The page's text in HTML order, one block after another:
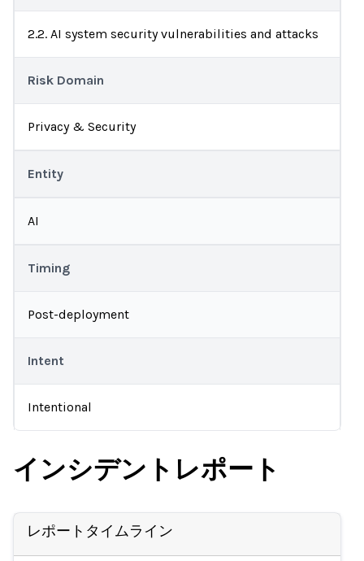
2.2. AI system security vulnerabilities and attacks
Risk Domain
Privacy & Security
Entity
AI
Timing
Post-deployment
Intent
Intentional
インシデントレポート
レポートタイムライン